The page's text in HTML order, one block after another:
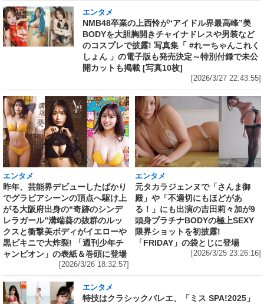
エンタメ
NMB48卒業の上西怜が“アイドル界最高峰”美
BODYを大胆胸開きチャイナドレスや男装など
のコスプレで披露! 写真集「 #れーちゃんこれく
しょん 」の電子版も発売決定～特別付録で未公
開カットも掲載 [写真10枚]
[2026/3/27 22:43:55]
エンタメ
昨年、芸能界デビューしたばかり
でグラビアシーンの頂点へ駆け上
がる大阪府出身の“奇跡のシンデ
レラガール”溝端葵の抜群のルッ
クスと衝撃美ボディがイエローや
黒ビキニで大炸裂! 「週刊少年チ
ャンピオン」の表紙＆巻頭に登場
[2026/3/26 18:32:57]
エンタメ
元タカラジェンヌで「さんま御
殿」や「不適切にもほどがあ
る！」にも出演の吉田莉々加が9
頭身プラチナBODYの極上SEXY
限界ショットを初披露!
「FRIDAY」の袋とじに登場
[2026/3/25 23:26:16]
エンタメ
特技はクラシックバレエ、「ミス SPA!2025」